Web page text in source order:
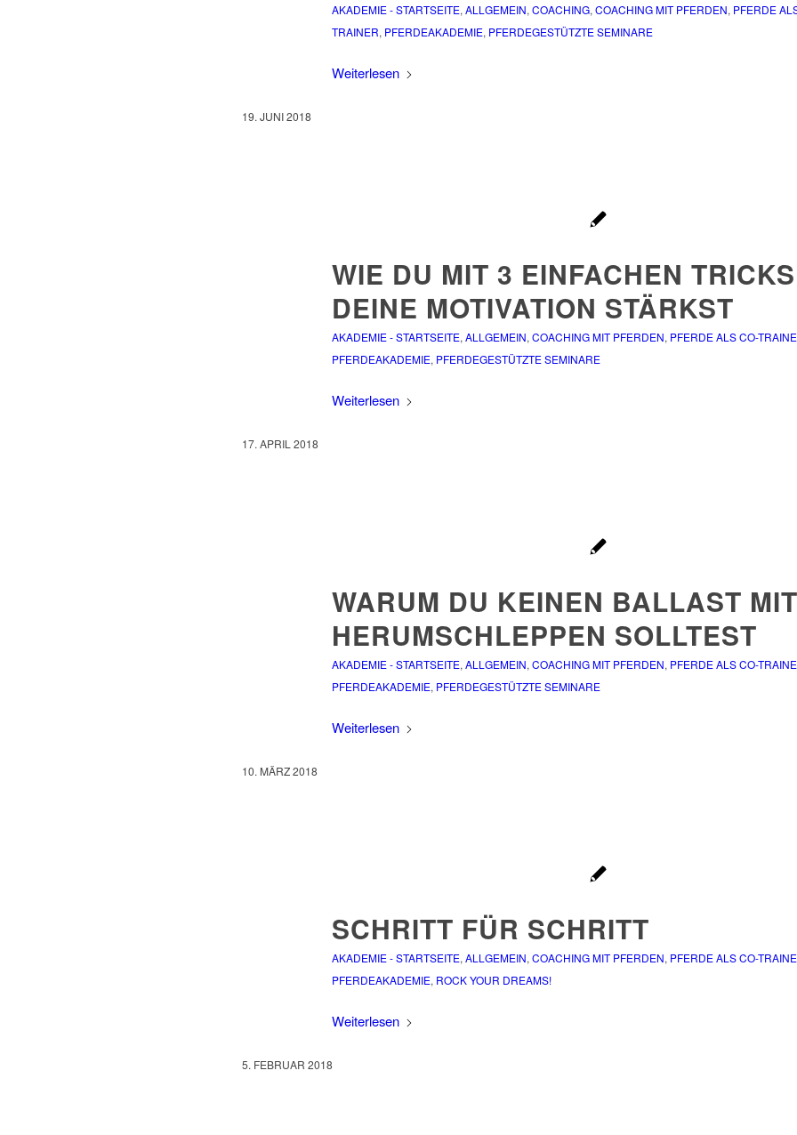
AKADEMIE - STARTSEITE, ALLGEMEIN, COACHING, COACHING MIT PFERDEN, PFERDE
TRAINER, PFERDEAKADEMIE, PFERDEGESTÜTZTE SEMINARE
Weiterlesen
19. JUNI 2018
WIE DU MIT 3 EINFACHEN TRICKS
DEINE MOTIVATION STÄRKST
AKADEMIE - STARTSEITE, ALLGEMEIN, COACHING MIT PFERDEN, PFERDE ALS CO-
PFERDEAKADEMIE, PFERDEGESTÜTZTE SEMINARE
Weiterlesen
17. APRIL 2018
WARUM DU KEINEN BALLAST
HERUMSCHLEPPEN SOLLTEST
AKADEMIE - STARTSEITE, ALLGEMEIN, COACHING MIT PFERDEN, PFERDE ALS CO-
PFERDEAKADEMIE, PFERDEGESTÜTZTE SEMINARE
Weiterlesen
10. MÄRZ 2018
SCHRITT FÜR SCHRITT
AKADEMIE - STARTSEITE, ALLGEMEIN, COACHING MIT PFERDEN, PFERDE ALS CO-
PFERDEAKADEMIE, ROCK YOUR DREAMS!
Weiterlesen
5. FEBRUAR 2018